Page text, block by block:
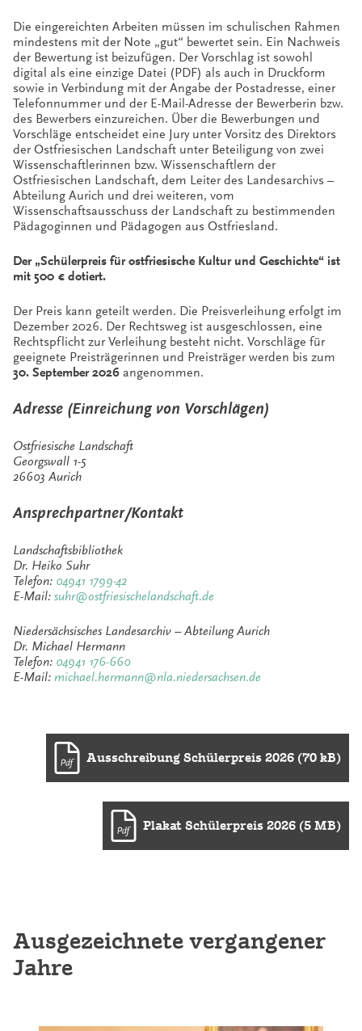
Die eingereichten Arbeiten müssen im schulischen Rahmen
mindestens mit der Note „gut“ bewertet sein. Ein Nachweis
der Bewertung ist beizufügen. Der Vorschlag ist sowohl
digital als eine einzige Datei (PDF) als auch in Druckform
sowie in Verbindung mit der Angabe der Postadresse, einer
Telefonnummer und der E-Mail-Adresse der Bewerberin bzw.
des Bewerbers einzureichen. Über die Bewerbungen und
Vorschläge entscheidet eine Jury unter Vorsitz des Direktors
der Ostfriesischen Landschaft unter Beteiligung von zwei
Wissenschaftlerinnen bzw. Wissenschaftlern der
Ostfriesischen Landschaft, dem Leiter des Landesarchivs –
Abteilung Aurich und drei weiteren, vom
Wissenschaftsausschuss der Landschaft zu bestimmenden
Pädagoginnen und Pädagogen aus Ostfriesland.
Der „Schülerpreis für ostfriesische Kultur und Geschichte“ ist
mit 500 € dotiert.
Der Preis kann geteilt werden. Die Preisverleihung erfolgt im
Dezember 2026. Der Rechtsweg ist ausgeschlossen, eine
Rechtspflicht zur Verleihung besteht nicht. Vorschläge für
geeignete Preisträgerinnen und Preisträger werden bis zum
30. September 2026 angenommen.
Adresse (Einreichung von Vorschlägen)
Ostfriesische Landschaft
Georgswall 1-5
26603 Aurich
Ansprechpartner/Kontakt
Landschaftsbibliothek
Dr. Heiko Suhr
Telefon: 04941 1799-42
E-Mail: suhr@ostfriesischelandschaft.de
Niedersächsisches Landesarchiv – Abteilung Aurich
Dr. Michael Hermann
Telefon: 04941 176-660
E-Mail: michael.hermann@nla.niedersachsen.de
Ausschreibung Schülerpreis 2026 (70 kB)
Plakat Schülerpreis 2026 (5 MB)
Ausgezeichnete vergangener
Jahre